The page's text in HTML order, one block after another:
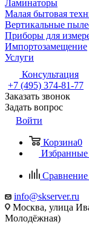
Ламинаторы
Малая бытовая
Вертикальные
Приборы для
Импортозамещение
Услуги
Консультация
+7 (495) 374-81-77
Заказать звонок
Задать вопрос
Войти
Корзина0
Сравнение
info@skserver.ru
Москва, улица
Молодёжная)